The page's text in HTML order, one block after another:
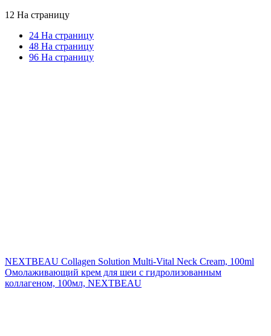
12 На страницу
24 На страницу
48 На страницу
96 На страницу
NEXTBEAU Collagen Solution Multi-Vital Neck Cream, 100ml
Омолаживающий крем для шеи с гидролизованным
коллагеном, 100мл, NEXTBEAU